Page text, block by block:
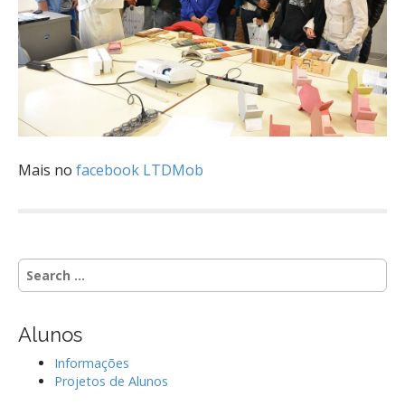
Mais no facebook LTDMob
S
e
c
Alunos
Informações
Projetos de Alunos